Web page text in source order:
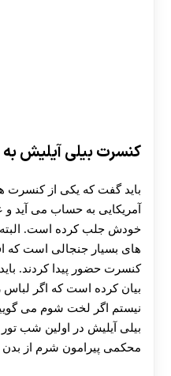
کنسرت بیلی آیلیش
باید گفت که یکی از کنسرت
آمریکایی به حساب می آید و
خودش جلب کرده است.
های بسیار جنجالی است که
کنسرت حضور پیدا کردند.
بیان کرده است که اگر
نیستم اگر لخت شوم می
بیلی آیلیش در اولین شب
محکمی پیرامون شرم از بدن